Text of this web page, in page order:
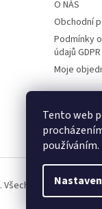
Tento web
používáním.
O NÁS
Obchodní
Podmínky
údajů GDPR
Moje
. Všechna práva